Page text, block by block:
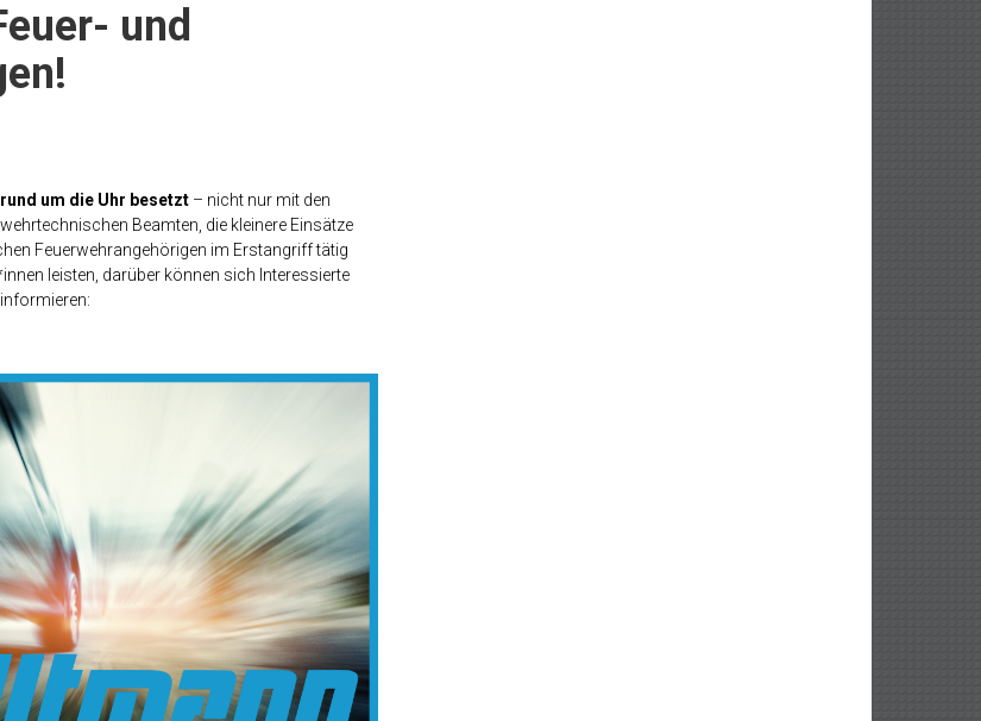
und
rund um die Uhr besetzt – nicht nur mit den
Beamten, die kleinere Einsätze
Feuerwehrangehörigen im Erstangriff tätig
leisten, darüber können sich Interessierte